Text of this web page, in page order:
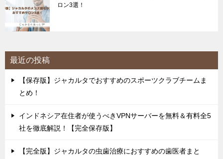
ロン3選！
最近の投稿
【保存版】ジャカルタでおすすめのスポーツクラブチームま
とめ！
インドネシア在住者が使うべきVPNサーバーを無料＆有料全5
社を徹底解説！【完全保存版】
【完全版】ジャカルタの虫歯治療におすすめの歯医者まと